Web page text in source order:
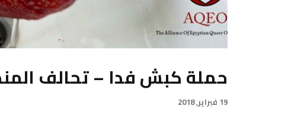
حملة كبش فدا – تحالف
19 فبراير, 2018